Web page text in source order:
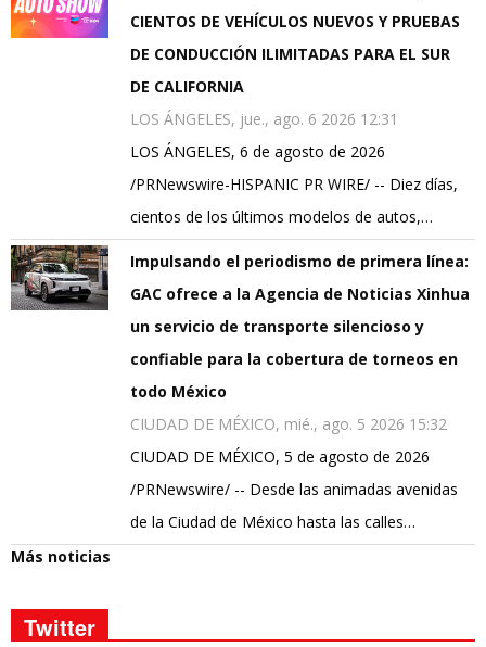
CIENTOS DE VEHÍCULOS NUEVOS Y PRUEBAS
DE CONDUCCIÓN ILIMITADAS PARA EL SUR
DE CALIFORNIA
LOS ÁNGELES, jue., ago. 6 2026 12:31
LOS ÁNGELES, 6 de agosto de 2026
/PRNewswire-HISPANIC PR WIRE/ -- Diez días,
cientos de los últimos modelos de autos,…
Impulsando el periodismo de primera línea:
GAC ofrece a la Agencia de Noticias Xinhua
un servicio de transporte silencioso y
confiable para la cobertura de torneos en
todo México
CIUDAD DE MÉXICO, mié., ago. 5 2026 15:32
CIUDAD DE MÉXICO, 5 de agosto de 2026
/PRNewswire/ -- Desde las animadas avenidas
de la Ciudad de México hasta las calles…
Más noticias
Twitter